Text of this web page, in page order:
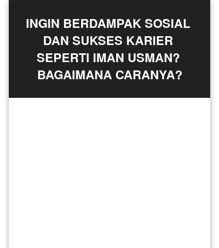
INGIN BERDAMPAK SOSIAL
DAN SUKSES KARIER
SEPERTI IMAN USMAN?
BAGAIMANA CARANYA?